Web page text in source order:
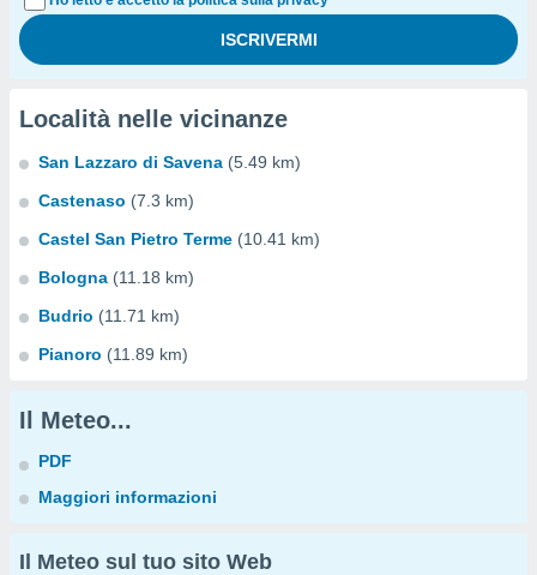
Località nelle vicinanze
San Lazzaro di Savena (5.49 km)
Castenaso (7.3 km)
Castel San Pietro Terme (10.41 km)
Bologna (11.18 km)
Budrio (11.71 km)
Pianoro (11.89 km)
Il Meteo...
PDF
Maggiori informazioni
Il Meteo sul tuo sito Web